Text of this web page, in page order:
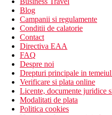
Blog
Campanii si regulamente
Conditii de calatorie
Contact
Directiva EAA
FAQ
Despre noi
Drepturi principale in
Verificare si plata online
Licente, documente juridice
Modalitati de plata
Politica cookies